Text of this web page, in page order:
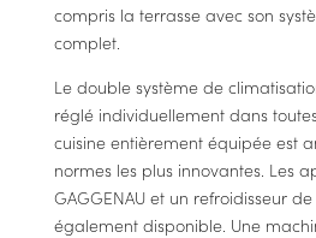
compris la terrasse avec son
complet.
Le double système de
réglé individuellement dans
cuisine entièrement équipée est
normes les plus innovantes. Les
GAGGENAU et un refroidisseur
également disponible. Une